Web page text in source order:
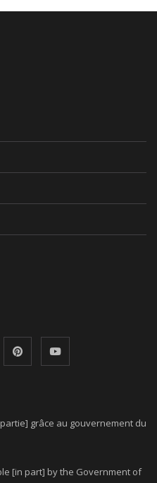
grâce au gouvernement du
[in part] by the Government of